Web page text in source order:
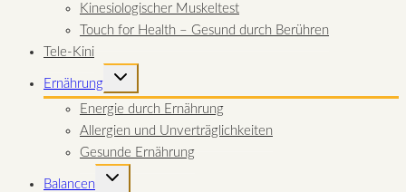
Kinesiologischer Muskeltest
Touch for Health – Gesund durch Berühren
Tele-Kini
Ernährung
UNTERMENÜ
Energie durch Ernährung
Allergien und Unverträglichkeiten
Gesunde Ernährung
Balancen
UNTERMENÜ